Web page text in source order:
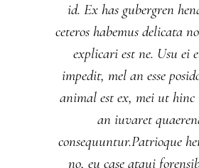
id. Ex has gubergren
ceteros habemus delicata
explicari est ne. Usu ei
impedit, mel an esse
animal est ex, mei ut
an iuvaret
consequuntur.Patrioque
no, eu case atqui